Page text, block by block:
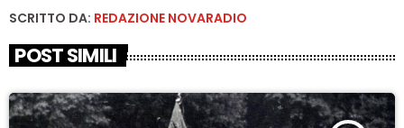
SCRITTO DA: REDAZIONE NOVARADIO
POST SIMILI